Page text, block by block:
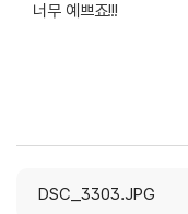
너무 예쁘죠!!!
DSC_3303.JPG